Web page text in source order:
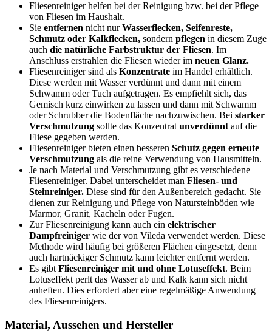
Fliesenreiniger helfen bei der Reinigung bzw. bei der Pflege
von Fliesen im Haushalt.
Sie entfernen nicht nurWasserflecken, Seifenreste,
Schmutz oder Kalkflecken, sondern pflegen in diesem Zuge
auch die natürliche Farbstruktur der Fliesen. Im
Anschluss erstrahlen die Fliesen wieder im neuen Glanz.
Fliesenreiniger sind als Konzentrate im Handel erhältlich.
Diese werden mit Wasser verdünnt und dann mit einem
Schwamm oder Tuch aufgetragen. Es empfiehlt sich, das
Gemisch kurz einwirken zu lassen und dann mit Schwamm
oder Schrubber die Bodenfläche nachzuwischen. Bei starker
Verschmutzung sollte das Konzentrat unverdünnt auf die
Fliese gegeben werden.
Fliesenreiniger bieten einen besseren Schutz gegen erneute
Verschmutzung als die reine Verwendung von Hausmitteln.
Je nach Material und Verschmutzung gibt es verschiedene
Fliesenreiniger. Dabei unterscheidet man Fliesen- und
Steinreiniger. Diese sind für den Außenbereich gedacht. Sie
dienen zur Reinigung und Pflege von Natursteinböden wie
Marmor, Granit, Kacheln oder Fugen.
Zur Fliesenreinigung kann auch ein elektrischer
Dampfreiniger wie der von Vileda verwendet werden. Diese
Methode wird häufig bei größeren Flächen eingesetzt, denn
auch hartnäckiger Schmutz kann leichter entfernt werden.
Es gibt Fliesenreiniger mit und ohne Lotuseffekt. Beim
Lotuseffekt perlt das Wasser ab und Kalk kann sich nicht
anheften. Dies erfordert aber eine regelmäßige Anwendung
des Fliesenreinigers.
Material, Aussehen und Hersteller